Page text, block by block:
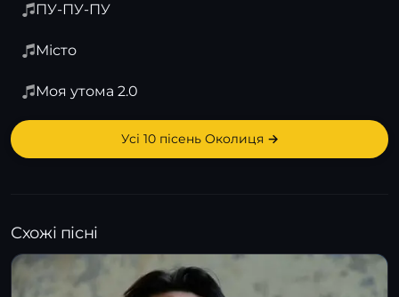
ПУ-ПУ-ПУ
Місто
Моя утома 2.0
Усі 10 пісень Околиця →
Схожі пісні